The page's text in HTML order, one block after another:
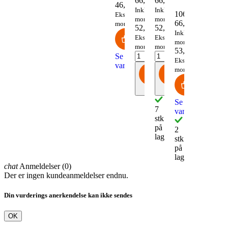
46,
Ekskl.
moms
Se
varianter
Inkl.
moms
52,
Ekskl.
moms
Inkl.
moms
52,
Ekskl.
moms
Køb
7
stk
på
lager
106.70.290
66,
Inkl.
moms
53,
Ekskl.
moms
Se
varianter
2
stk
på
lager
chatAnmeldelser (0)
Der er ingen kundeanmeldelser endnu.
Din vurderings anerkendelse kan ikke sendes
OK